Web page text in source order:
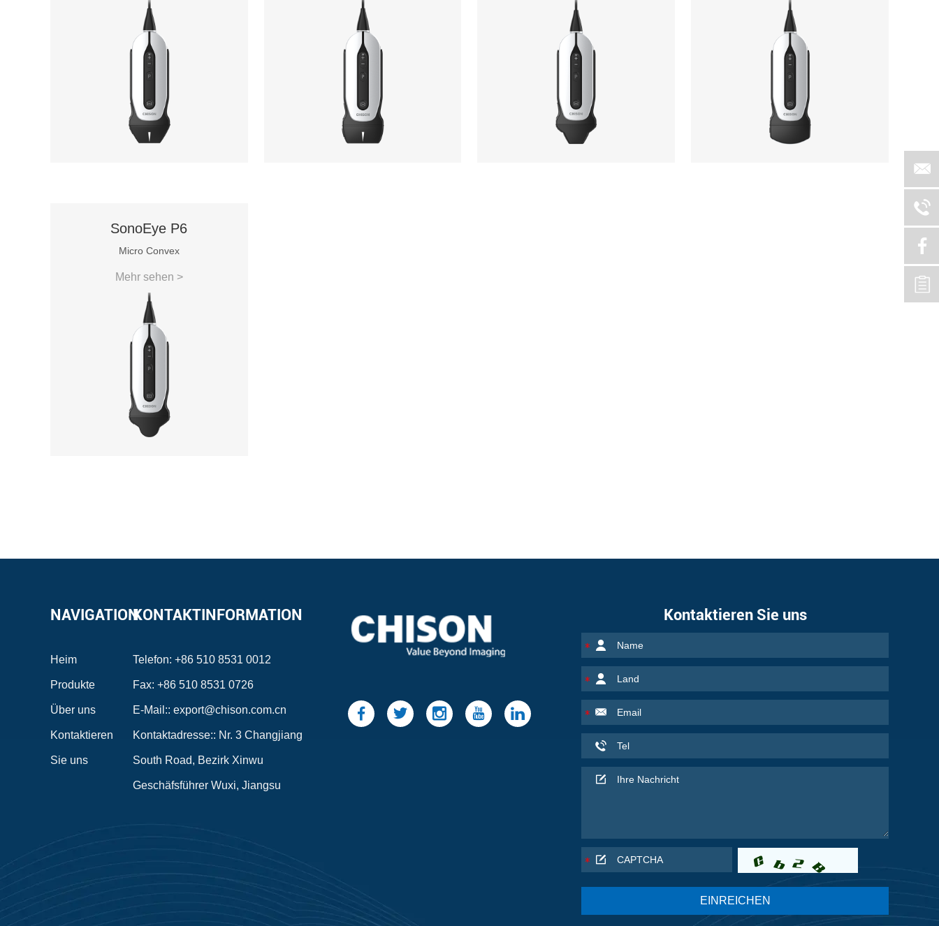
SonoEye P6
Micro Convex
Mehr sehen >
NAVIGATION
Heim
Produkte
Über uns
Kontaktieren
Sie uns
KONTAKTINFORMATION
Telefon: +86 510 8531 0012
Fax: +86 510 8531 0726
E-Mail:: export@chison.com.cn
Kontaktadresse:: Nr. 3 Changjiang
South Road, Bezirk Xinwu
Geschäfsführer Wuxi, Jiangsu
Kontaktieren Sie uns